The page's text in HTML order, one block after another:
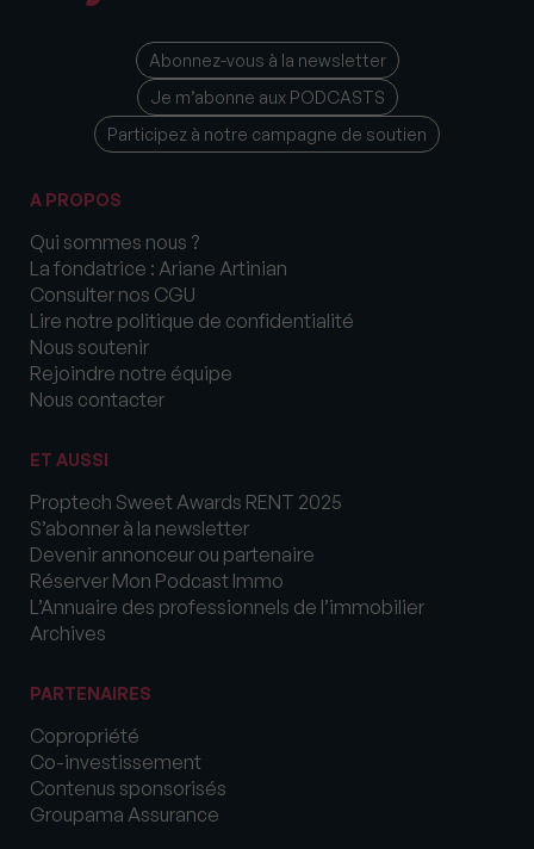
Abonnez-vous à la newsletter
Je m’abonne aux PODCASTS
Participez à notre campagne de soutien
A PROPOS
Qui sommes nous ?
La fondatrice : Ariane Artinian
Consulter nos CGU
Lire notre politique de confidentialité
Nous soutenir
Rejoindre notre équipe
Nous contacter
ET AUSSI
Proptech Sweet Awards RENT 2025
S’abonner à la newsletter
Devenir annonceur ou partenaire
Réserver Mon Podcast Immo
L’Annuaire des professionnels de l’immobilier
Archives
PARTENAIRES
Copropriété
Co-investissement
Contenus sponsorisés
Groupama Assurance